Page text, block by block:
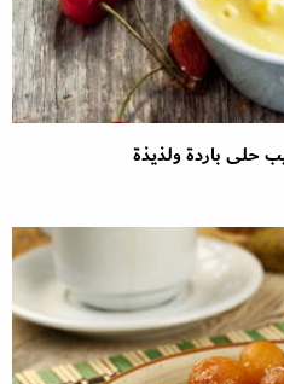
حلى باردة ولذيذة